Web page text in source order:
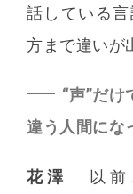
話している
方まで違いが
“声”だけ
違う人間にな
花澤
以